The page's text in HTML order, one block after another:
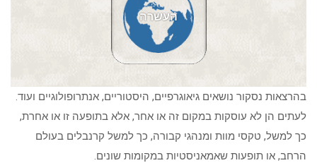
העשרה
בהרצאות נסקור נושאים גיאוגרפיים, היסטוריים, אנתרופולוגיים ועוד.
לעתים הן לא עוסקות במקום זה או אחר, אלא בתופעה זו או אחרת,
כך למשל, טקסי מוות ומנהגי קבורה, כך למשל קרנבלים בעולם
הרחב, או תופעות שאמאניסטיות במקומות שונים.